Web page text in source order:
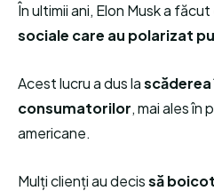
În ultimii ani, Elon Musk a făcut
sociale care au polarizat
Acest lucru a dus la
consumatorilor, mai ales în
americane.
Mulți clienți au decissă